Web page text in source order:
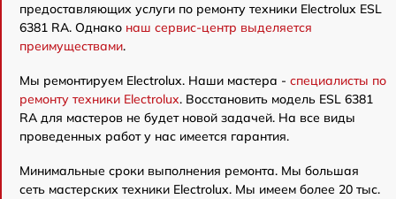
предоставляющих услуги по ремонту техники Electrolux ESL
6381 RA. Однако наш сервис-центр выделяется
преимуществами.
Мы ремонтируем Electrolux. Наши мастера - специалисты по
ремонту техники Electrolux. Восстановить модель ESL 6381
RA для мастеров не будет новой задачей. На все виды
проведенных работ у нас имеется гарантия.
Минимальные сроки выполнения ремонта. Мы большая
сеть мастерских техники Electrolux. Мы имеем более 20 тыс.